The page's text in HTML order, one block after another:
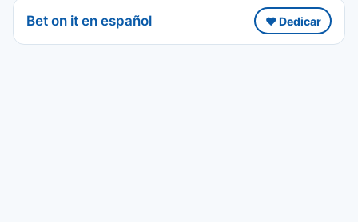
Bet on it en español ❤️ Dedicar